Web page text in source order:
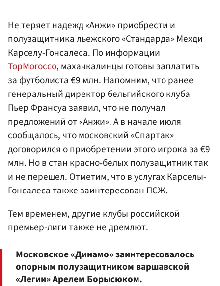
Не теряет надежд «Анжи» приобрести и
полузащитника льежского «Стандарда» Мехди
Карселу-Гонсалеса. По информации
TopMorocco, махачкалинцы готовы заплатить
за футболиста €9 млн. Напомним, что ранее
генеральный директор бельгийского клуба
Пьер Франсуа заявил, что не получал
предложений от «Анжи». А в начале июля
сообщалось, что московский «Спартак»
договорился о приобретении этого игрока за €9
млн. Но в стан красно-белых полузащитник так
и не перешел. Отметим, что в услугах Карселы-
Гонсалеса также заинтересован ПСЖ.
Тем временем, другие клубы российской
премьер-лиги также не дремлют.
Московское «Динамо» заинтересовалось
опорным полузащитником варшавской
«Легии» Арелем Борысюком.